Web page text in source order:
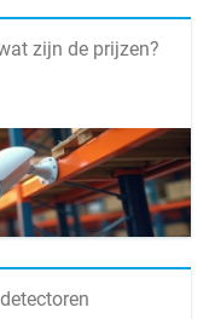
zijn de prijzen?